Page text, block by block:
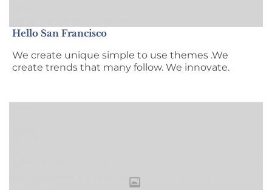
Hello San Francisco
We create unique simple to use themes .We
create trends that many follow. We innovate.